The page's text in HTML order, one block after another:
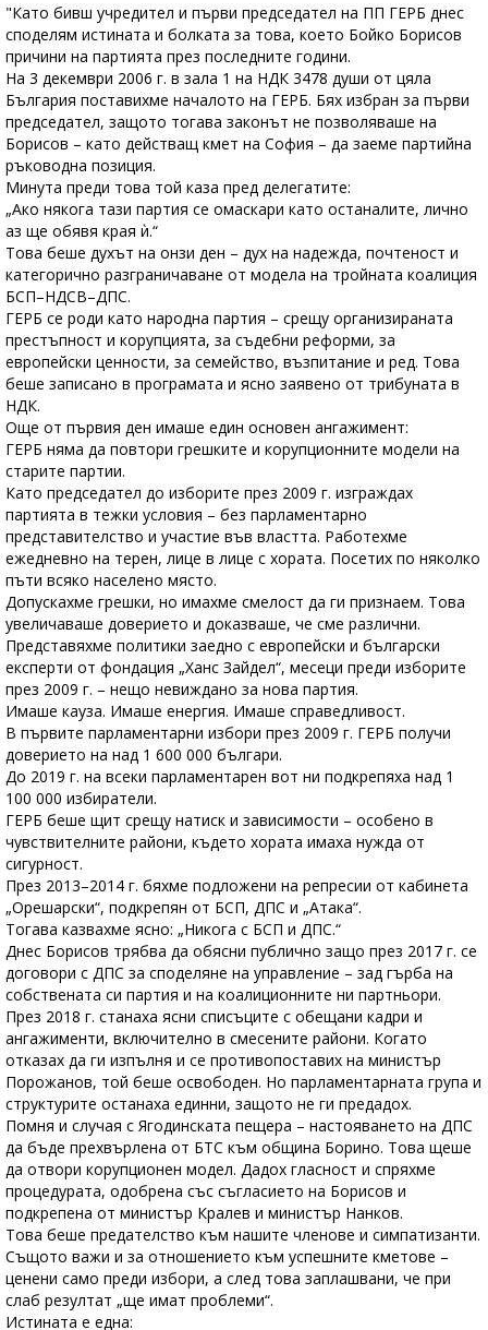
"Като бивш учредител и първи председател на ПП ГЕРБ днес
споделям истината и болката за това, което Бойко Борисов
причини на партията през последните години.
На 3 декември 2006 г. в зала 1 на НДК 3478 души от цяла
България поставихме началото на ГЕРБ. Бях избран за първи
председател, защото тогава законът не позволяваше на
Борисов – като действащ кмет на София – да заеме партийна
ръководна позиция.
Минута преди това той каза пред делегатите:
„Ако някога тази партия се омаскари като останалите, лично
аз ще обявя края ѝ.“
Това беше духът на онзи ден – дух на надежда, почтеност и
категорично разграничаване от модела на тройната коалиция
БСП–НДСВ–ДПС.
ГЕРБ се роди като народна партия – срещу организираната
престъпност и корупцията, за съдебни реформи, за
европейски ценности, за семейство, възпитание и ред. Това
беше записано в програмата и ясно заявено от трибуната в
НДК.
Още от първия ден имаше един основен ангажимент:
ГЕРБ няма да повтори грешките и корупционните модели на
старите партии.
Като председател до изборите през 2009 г. изграждах
партията в тежки условия – без парламентарно
представителство и участие във властта. Работехме
ежедневно на терен, лице в лице с хората. Посетих по няколко
пъти всяко населено място.
Допускахме грешки, но имахме смелост да ги признаем. Това
увеличаваше доверието и доказваше, че сме различни.
Представяхме политики заедно с европейски и български
експерти от фондация „Ханс Зайдел“, месеци преди изборите
през 2009 г. – нещо невиждано за нова партия.
Имаше кауза. Имаше енергия. Имаше справедливост.
В първите парламентарни избори през 2009 г. ГЕРБ получи
доверието на над 1 600 000 българи.
До 2019 г. на всеки парламентарен вот ни подкрепяха над 1
100 000 избиратели.
ГЕРБ беше щит срещу натиск и зависимости – особено в
чувствителните райони, където хората имаха нужда от
сигурност.
През 2013–2014 г. бяхме подложени на репресии от кабинета
„Орешарски“, подкрепян от БСП, ДПС и „Атака“.
Тогава казвахме ясно: „Никога с БСП и ДПС.“
Днес Борисов трябва да обясни публично защо през 2017 г. се
договори с ДПС за споделяне на управление – зад гърба на
собствената си партия и на коалиционните ни партньори.
През 2018 г. станаха ясни списъците с обещани кадри и
ангажименти, включително в смесените райони. Когато
отказах да ги изпълня и се противопоставих на министър
Порожанов, той беше освободен. Но парламентарната група и
структурите останаха единни, защото не ги предадох.
Помня и случая с Ягодинската пещера – настояването на ДПС
да бъде прехвърлена от БТС към община Борино. Това щеше
да отвори корупционен модел. Дадох гласност и спряхме
процедурата, одобрена със съгласието на Борисов и
подкрепена от министър Кралев и министър Нанков.
Това беше предателство към нашите членове и симпатизанти.
Същото важи и за отношението към успешните кметове –
ценени само преди избори, а след това заплашвани, че при
слаб резултат „ще имат проблеми“.
Истината е една: